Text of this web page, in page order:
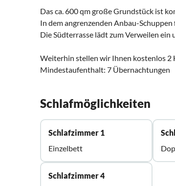
Das ca. 600 qm große Grundstück ist
In dem angrenzenden Anbau-
Die Südterrasse lädt zum Verweilen
Weiterhin stellen wir Ihnen kostenlos 2
Mindestaufenthalt: 7 Übernachtungen
Schlafmöglichkeiten
Schlafzimmer 1
Einzelbett
Schlafzimmer 4